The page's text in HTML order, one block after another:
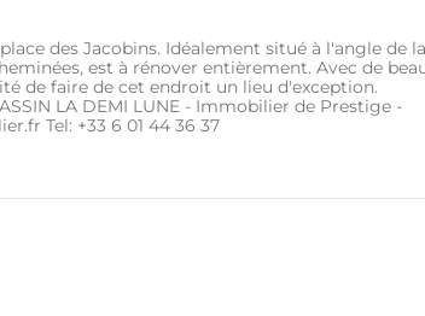
des Jacobins. Idéalement situé à l'angle de la
est à rénover entièrement. Avec de
de faire de cet endroit un lieu d'exception.
LA DEMI LUNE - Immobilier de Prestige -
Tel: +33 6 01 44 36 37